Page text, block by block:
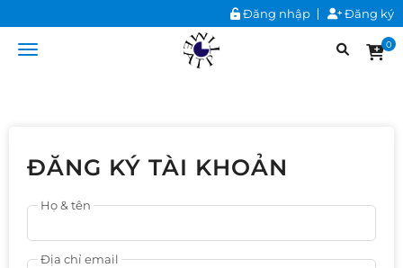
Đăng nhập Đăng ký
0
ĐĂNG KÝ TÀI KHOẢN
Họ & tên
Địa chỉ email